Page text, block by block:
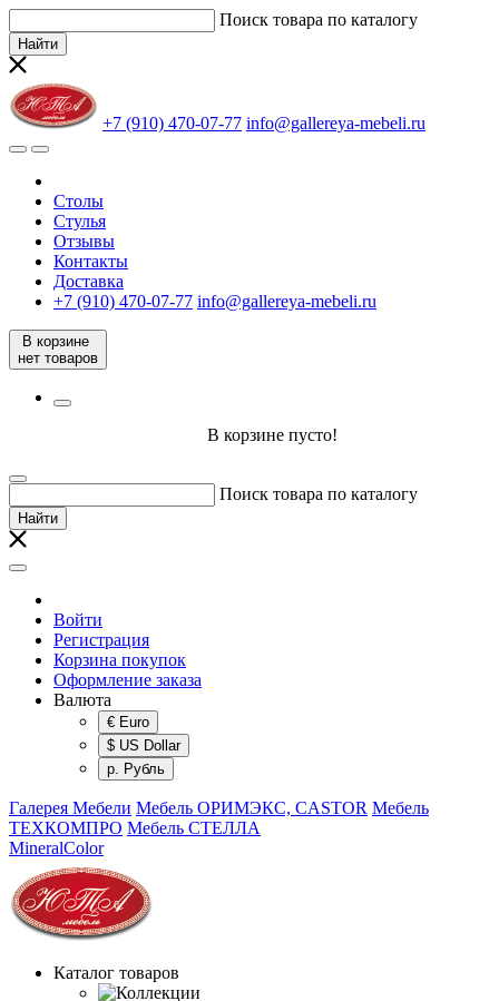
Поиск товара по каталогу
Найти
+7 (910) 470-07-77 info@gallereya-mebeli.ru
Столы
Стулья
Отзывы
Контакты
Доставка
+7 (910) 470-07-77 info@gallereya-mebeli.ru
В корзине
нет товаров
В корзине пусто!
Поиск товара по каталогу
Найти
Войти
Регистрация
Корзина покупок
Оформление заказа
Валюта
€ Euro
$ US Dollar
р. Рубль
Галерея Мебели Мебель ОРИМЭКС, CASTOR Мебель
ТЕХКОМПРО Мебель СТЕЛЛА
MineralColor
Каталог товаров